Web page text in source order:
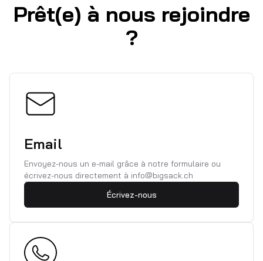
Prêt(e) à nous rejoindre
?
Email
Envoyez-nous un e-mail grâce à notre formulaire ou
écrivez-nous directement à info@bigsack.ch
Écrivez-nous